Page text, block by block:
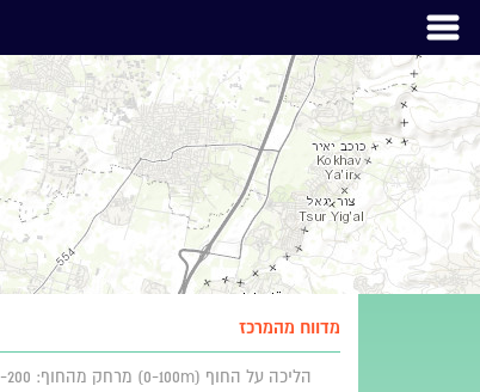
מדווח מהמרכז
הליכה על החוף (0-100m) מרחק מהחוף: 0-200